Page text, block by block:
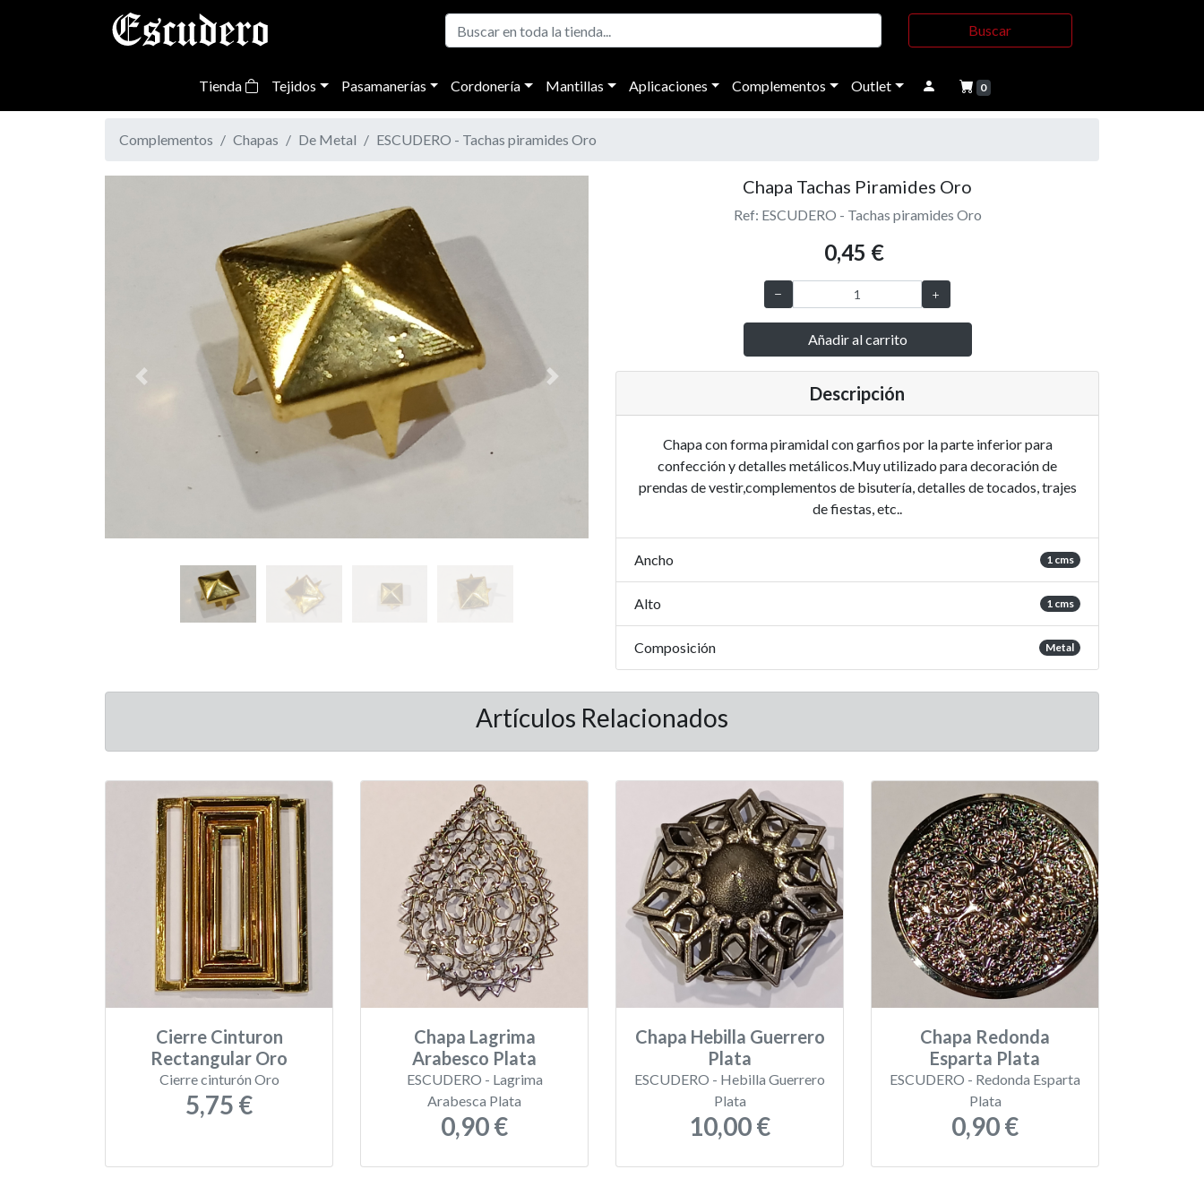
Buscar
Tienda Tejidos Pasamanerías Cordonería Mantillas Aplicaciones Complementos Outlet 0
Complementos Chapas De Metal ESCUDERO - Tachas piramides Oro
Previous Next
Chapa Tachas Piramides Oro
Ref: ESCUDERO - Tachas piramides Oro
0,45 €
Añadir al carrito
Descripción
Chapa con forma piramidal con garfios por la parte inferior para
confección y detalles metálicos.Muy utilizado para decoración de
prendas de vestir,complementos de bisutería, detalles de tocados, trajes
de fiestas, etc..
Ancho 1 cms
Alto 1 cms
Composición Metal
Artículos Relacionados
Cierre Cinturon
Rectangular Oro
Cierre cinturón Oro
5,75 €
Chapa Lagrima
Arabesco Plata
ESCUDERO - Lagrima
Arabesca Plata
0,90 €
Chapa Hebilla Guerrero
Plata
ESCUDERO - Hebilla Guerrero
Plata
10,00 €
Chapa Redonda
Esparta Plata
ESCUDERO - Redonda Esparta
Plata
0,90 €